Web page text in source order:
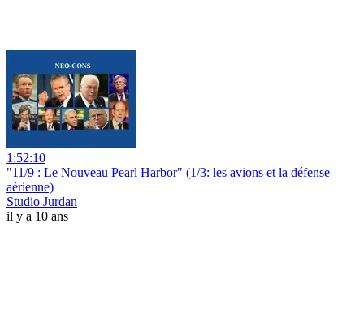
1:52:10
"11/9 : Le Nouveau Pearl Harbor" (1/3: les avions et la défense
aérienne)
Studio Jurdan
il y a 10 ans